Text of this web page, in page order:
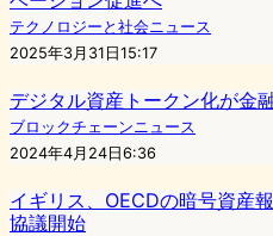
テクノロジーと社会ニュース
2025年3月31日15:17
デジタル資産トークン化が金
ブロックチェーンニュース
2024年4月24日6:36
イギリス、OECDの暗号資産
協議開始